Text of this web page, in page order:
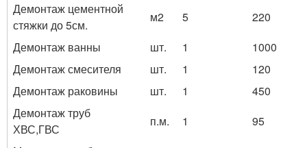
Демонтаж цементной
стяжки до 5см.
м2 5
220
Демонтаж ванны
шт. 1
1000
Демонтаж смесителя
шт. 1
120
Демонтаж раковины
шт. 1
450
Демонтаж труб
ХВС,ГВС
п.м. 1
95